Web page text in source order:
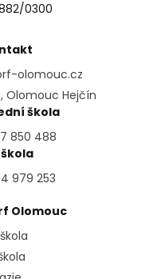
0300
olomouc.cz
Olomouc Hejčín
škola
850 488
979 253
Olomouc